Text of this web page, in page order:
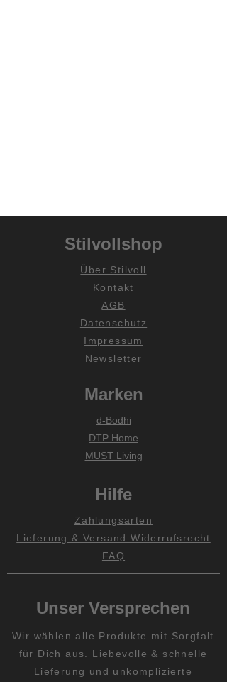
Stilvollshop
Über Stilvoll
Kontakt
AGB
Datenschutz
Impressum
Newsletter
Marken
d-Bodhi
DTP Home
MUST Living
Hilfe
Zahlungsarten
Lieferung & VersandWiderrufsrecht
FAQ
Unser Versprechen
Wir wählen alle Produkte mit Sorgfalt
für Dich aus. Liebevolle & schnelle
Lieferung und unkomplizierte